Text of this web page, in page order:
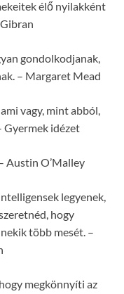
élő nyilakként
gondolkodjanak,
– Margaret Mead
vagy, mint abból,
Gyermek idézet
Austin O’Malley
legyenek,
hogy
több mesét. –
megkönnyíti az